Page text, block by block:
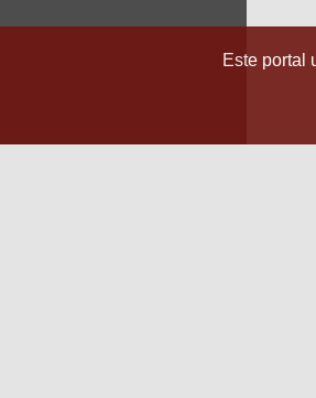
Este portal